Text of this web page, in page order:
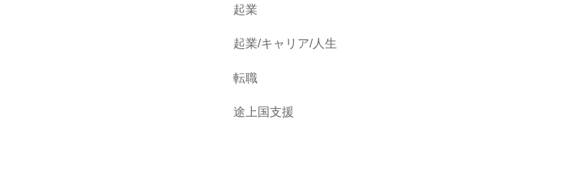
起業
起業/キャリア/人生
転職
途上国支援